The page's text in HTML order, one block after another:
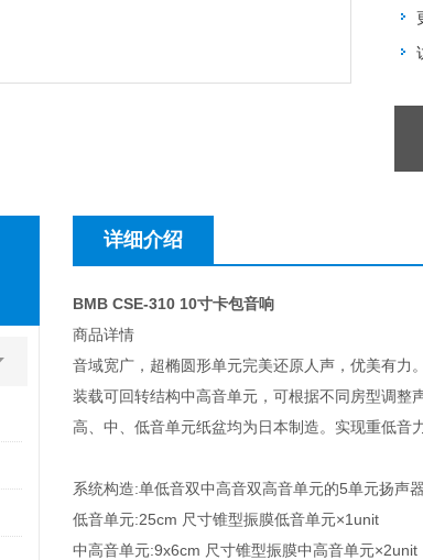
详细介绍
BMB CSE-310 10寸卡包音响
商品详情
音域宽广，超椭圆形单元完美还原人声，优美有力。
装载可回转结构中高音单元，可根据不同房型调整
高、中、低音单元纸盆均为日本制造。实现重低音
系统构造:单低音双中高音双高音单元的5单元扬声
低音单元:25cm 尺寸锥型振膜低音单元×1unit
中高音单元:9x6cm 尺寸锥型振膜中高音单元×2unit